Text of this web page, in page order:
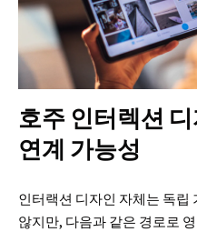
호주 인터렉션
연계 가능성
인터랙션 디자인 자체는 독립
않지만, 다음과 같은 경로로